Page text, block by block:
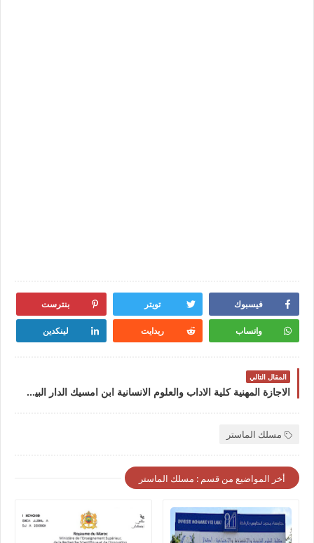
فيسبوك تويتر بنترست
واتساب ريدايت لينكدين
المقال التالي
الاجازة المهنية كلية الاداب والعلوم الانسانية ابن امسيك الدار البيضاء 2022-2023 Licence Professionnelle FLSH Ben M'Sik Casaالاجازة المهنية كلية الاداب والعلوم الانسانية ابن امسيك الدار البيضاء 2022-2023
مسلك الماستر
أخر المواضيع من قسم : مسلك الماستر